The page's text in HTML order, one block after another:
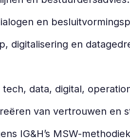
en
digitalisering en
data, digital,
van vertrouwen en
IG&H’s MSW-